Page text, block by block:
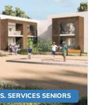
SERVICES SENIORS